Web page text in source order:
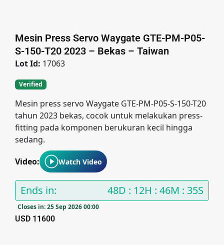
Mesin Press Servo Waygate GTE-PM-P05-
S-150-T20 2023 – Bekas – Taiwan
Lot Id: 17063
Verified
Mesin press servo Waygate GTE-PM-P05-S-150-T20
tahun 2023 bekas, cocok untuk melakukan press-
fitting pada komponen berukuran kecil hingga
sedang.
Video:
Watch Video
Ends in: 48D : 12H : 46M : 34S
Closes in: 25 Sep 2026 00:00
USD 11600